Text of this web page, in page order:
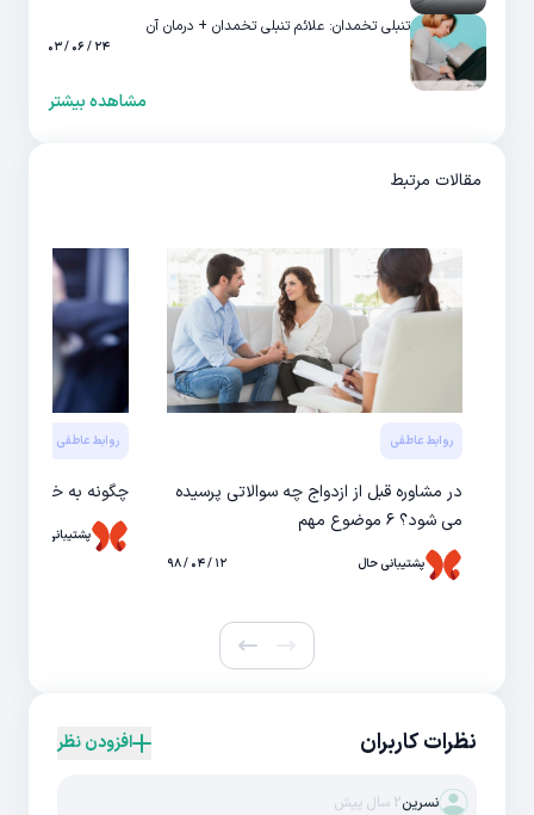
تنبلی تخمدان: علائم تنبلی تخمدان + درمان آن
۲۴ / ۰۶ / ۰۳
مشاهده بیشتر
مقالات مرتبط
روابط عاطفی
در مشاوره قبل از ازدواج چه سوالاتی پرسیده
می شود؟ ۶ موضوع مهم
پشتیبانی حال ۱۲ / ۰۴ / ۹۸
روابط عاطفی
چگونه به
پشتیبانی حال
نظرات کاربران افزودن نظر
نسرین2 سال پیش